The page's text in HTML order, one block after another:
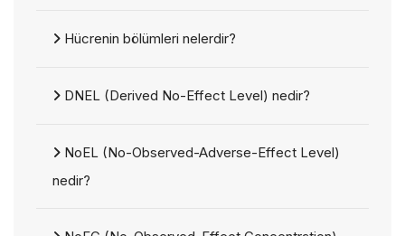
Hücrenin bölümleri nelerdir?
DNEL (Derived No-Effect Level) nedir?
NoEL (No-Observed-Adverse-Effect Level)
nedir?